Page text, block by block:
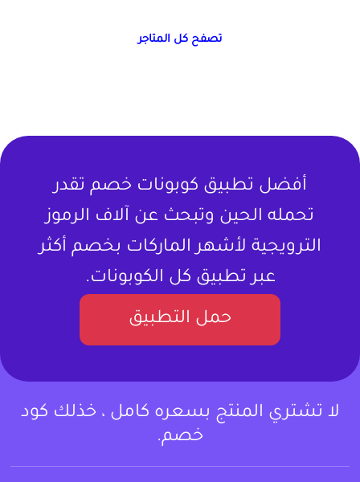
تصفح كل المتاجر
أفضل تطبيق كوبونات خصم تقدر
تحمله الحين وتبحث عن آلاف الرموز
الترويجية لأشهر الماركات بخصم أكثر
عبر تطبيق كل الكوبونات.
حمل التطبيق
لا تشتري المنتج بسعره كامل ، خذلك كود
خصم.